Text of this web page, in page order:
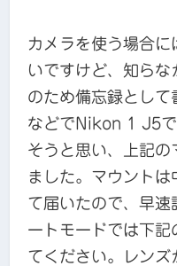
カメラを使う場合
いですけど、知ら
のため備忘録とし
などでNikon 1 J5
そうと思い、上記の
ました。マウント
て届いたので、早速
ートモードでは下記
てください。レン